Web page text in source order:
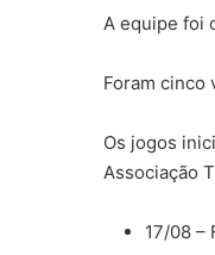
A equipe foi
Foram cinco
Os jogos
Associação
17/08 –